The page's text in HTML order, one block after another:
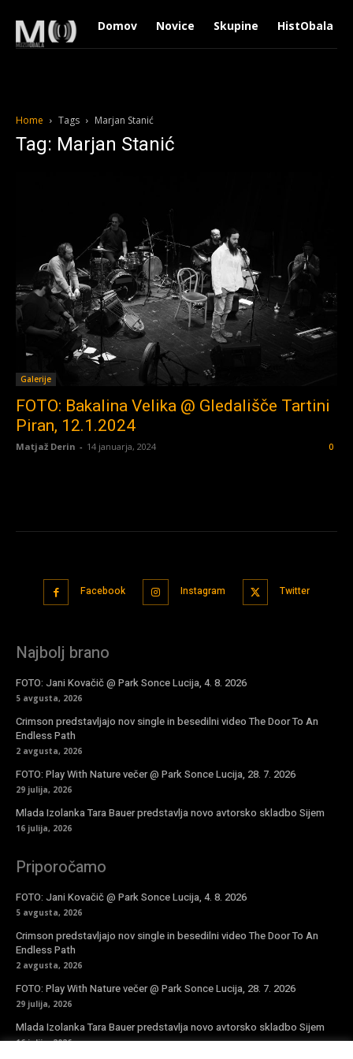
Domov Novice Skupine HistObala
Home Tags Marjan Stanić
Tag: Marjan Stanić
Galerije
FOTO: Bakalina Velika @ Gledališče Tartini
Piran, 12.1.2024
Matjaž Derin - 14 januarja, 2024 0
Facebook Instagram Twitter
Najbolj brano
FOTO: Jani Kovačič @ Park Sonce Lucija, 4. 8. 2026
5 avgusta, 2026
Crimson predstavljajo nov single in besedilni video The Door To An
Endless Path
2 avgusta, 2026
FOTO: Play With Nature večer @ Park Sonce Lucija, 28. 7. 2026
29 julija, 2026
Mlada Izolanka Tara Bauer predstavlja novo avtorsko skladbo Sijem
16 julija, 2026
Priporočamo
FOTO: Jani Kovačič @ Park Sonce Lucija, 4. 8. 2026
5 avgusta, 2026
Crimson predstavljajo nov single in besedilni video The Door To An
Endless Path
2 avgusta, 2026
FOTO: Play With Nature večer @ Park Sonce Lucija, 28. 7. 2026
29 julija, 2026
Mlada Izolanka Tara Bauer predstavlja novo avtorsko skladbo Sijem
16 julija, 2026